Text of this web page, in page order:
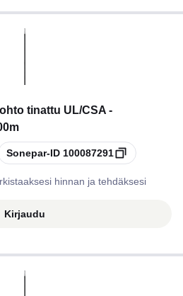
tinattu UL/CSA -
Sonepar-ID 100087291
hinnan ja tehdäksesi
Kirjaudu